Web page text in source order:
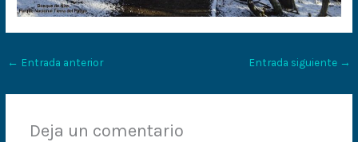
← Entrada anterior Entrada siguiente →
Deja un comentario